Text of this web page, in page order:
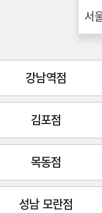
강남역점
김포점
목동점
성남 모란점